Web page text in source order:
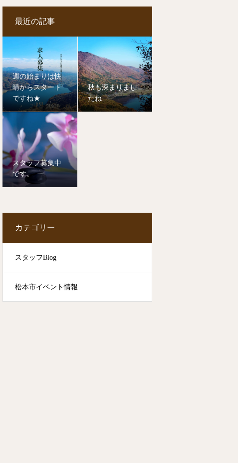
最近の記事
週の始まりは快
晴からスタート
ですね★
秋も深まりまし
たね
スタッフ募集中
です。
カテゴリー
スタッフBlog
松本市イベント情報